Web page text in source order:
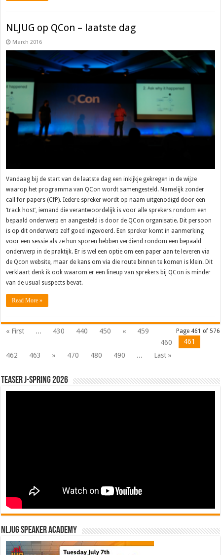
NLJUG op QCon – laatste dag
March 2016
Vandaag bij de start van de laatste dag een inkijkje gekregen in de wijze
waarop het programma van QCon wordt samengesteld. Namelijk zonder
call for papers (CfP). Iedere spreker wordt op naam uitgenodigd door een
‘track host’, iemand die verantwoordelijk is voor alle sprekers rondom een
bepaald onderwerp en aangesteld is door de QCon organisatie. Dit persoon
is op dit onderwerp zelf goed ingevoerd. Een spreker komt in aanmerking
voor een sessie als ze hun sporen hebben verdiend rondom een bepaald
onderwerp in de praktijk. Er is wel een optie om een paper aan te leveren via
de Qcon website, maar de kans om via die route binnen te komen is klein. Dit
verklaart denk ik ook waarom er een lineup van sprekers bij QCon is minder
van de usual suspects bevat.
Read More »
Page 461 of 576
« First ... 430 440 450 «
459
460
461
462
463 » 470 480 490 ... Last »
Teaser J-Spring 2026
NLJUG Speaker Academy